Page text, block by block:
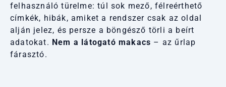
felhasználó türelme: túl sok mező, félreérthető
címkék, hibák, amiket a rendszer csak az oldal
alján jelez, és persze a böngésző törli a beírt
adatokat. Nem a látogató makacs – az űrlap
fárasztó.